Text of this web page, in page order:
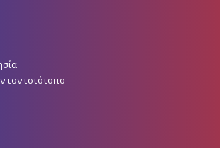
τον ιστότοπο